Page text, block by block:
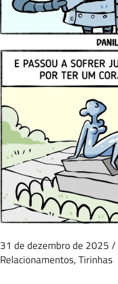
31 de dezembro de 2025/
Relacionamentos,Tirinhas